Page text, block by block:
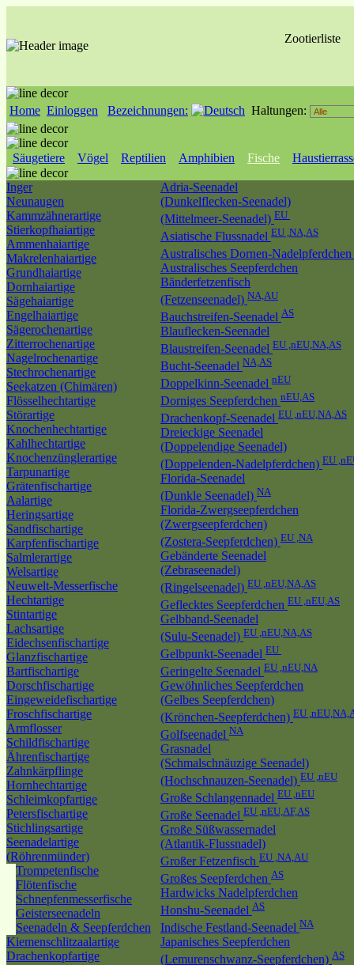
Zootierliste
Home Einloggen Bezeichnungen: Haltungen:
Säugetiere Vögel Reptilien Amphibien Fische
Inger
Neunaugen
Kammzähnerartige
Stierkopfhaiartige
Ammenhaiartige
Makrelenhaiartige
Grundhaiartige
Dornhaiartige
Sägehaiartige
Engelhaiartige
Sägerochenartige
Zitterrochenartige
Nagelrochenartige
Stechrochenartige
Seekatzen (Chimären)
Flösselhechtartige
Störartige
Knochenhechtartige
Kahlhechtartige
Knochenzünglerartige
Tarpunartige
Grätenfischartige
Aalartige
Heringsartige
Sandfischartige
Karpfenfischartige
Salmlerartige
Welsartige
Neuwelt-Messerfische
Hechtartige
Stintartige
Lachsartige
Eidechsenfischartige
Glanzfischartige
Bartfischartige
Dorschfischartige
Eingeweidefischartige
Froschfischartige
Armflosser
Schildfischartige
Ährenfischartige
Zahnkärpflinge
Hornhechtartige
Schleimkopfartige
Petersfischartige
Stichlingsartige
Seenadelartige
(Röhrenmünder)
Trompetenfische
Flötenfische
Schnepfenmesserfische
Geisterseenadeln
Seenadeln & Seepferdchen
Kiemenschlitzaalartige
Drachenkopfartige
Adria-Seenadel
(Dunkelflecken-Seenadel)
(Mittelmeer-Seenadel) EU
Asiatische Flussnadel EU ,NA,AS
Australisches Dornen-Nadelpferdchen
Australisches Seepferdchen
Bänderfetzenfisch
(Fetzenseenadel) NA,AU
Bauchstreifen-Seenadel AS
Blauflecken-Seenadel
Blaustreifen-Seenadel EU ,nEU,NA,AS
Bucht-Seenadel NA,AS
Doppelkinn-Seenadel nEU
Dorniges Seepferdchen nEU,AS
Drachenkopf-Seenadel EU ,nEU,NA,AS
Dreieckige Seenadel
(Doppelendige Seenadel)
(Doppelenden-Nadelpferdchen) EU
Florida-Seenadel
(Dunkle Seenadel) NA
Florida-Zwergseepferdchen
(Zwergseepferdchen)
(Zostera-Seepferdchen) EU ,NA
Gebänderte Seenadel
(Zebraseenadel)
(Ringelseenadel) EU ,nEU,NA,AS
Geflecktes Seepferdchen EU ,nEU,AS
Gelbband-Seenadel
(Sulu-Seenadel) EU ,nEU,NA,AS
Gelbpunkt-Seenadel EU
Geringelte Seenadel EU ,nEU,NA
Gewöhnliches Seepferdchen
(Gelbes Seepferdchen)
(Krönchen-Seepferdchen) EU
Golfseenadel NA
Grasnadel
(Schmalschnäuzige Seenadel)
(Hochschnauzen-Seenadel) EU ,nEU
Große Schlangennadel EU ,nEU
Große Seenadel EU ,nEU,AF,AS
Große Süßwassernadel
(Atlantik-Flussnadel)
Großer Fetzenfisch EU ,NA,AU
Großes Seepferdchen AS
Hardwicks Nadelpferdchen
Honshu-Seenadel AS
Indische Festland-Seenadel NA
Japanisches Seepferdchen
(Lemurenschwanz-Seepferdchen) AS